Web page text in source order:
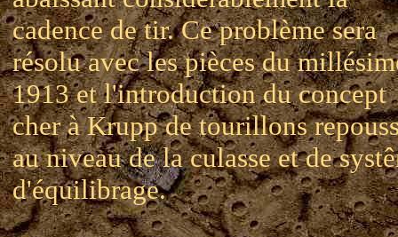
cadence de tir. Ce problème sera
résolu avec les pièces du
1913 et l'introduction du concept
cher à Krupp de tourillons
au niveau de la culasse et de
d'équilibrage.